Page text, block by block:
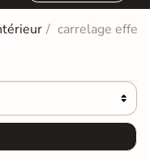
carrelage effet
